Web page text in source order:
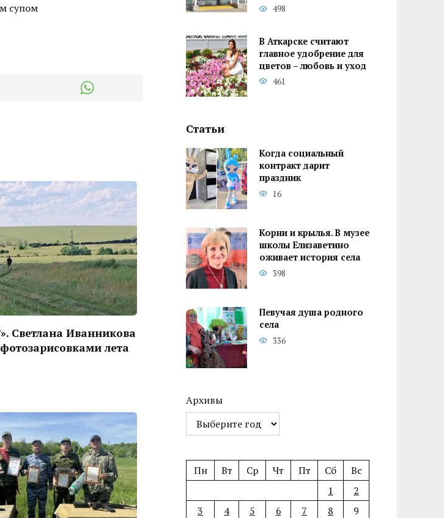
Светлана Иванникова
лета
498
В Аткарске считают
главное удобрение для
цветов – любовь и уход
461
Статьи
Когда социальный
контракт дарит
праздник
16
Корни и крылья. В музее
школы Елизаветино
оживает история села
398
Певучая душа родного
села
336
Архивы
Пн Вт Ср Чт Пт Сб
Вс
1
2
3
4 5 6 7 8
9